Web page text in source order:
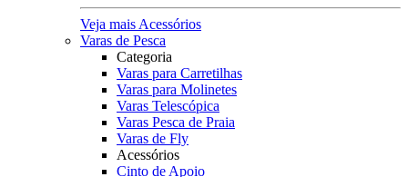
Veja mais Acessórios
Varas de Pesca
Categoria
Varas para Carretilhas
Varas para Molinetes
Varas Telescópica
Varas Pesca de Praia
Varas de Fly
Acessórios
Cinto de Apoio